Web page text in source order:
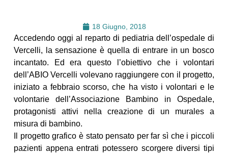
18 Giugno, 2018
Accedendo oggi al reparto di pediatria dell’ospedale di
Vercelli, la sensazione è quella di entrare in un bosco
incantato. Ed era questo l’obiettivo che i volontari
dell’ABIO Vercelli volevano raggiungere con il progetto,
iniziato a febbraio scorso, che ha visto i volontari e le
volontarie dell’Associazione Bambino in Ospedale,
protagonisti attivi nella creazione di un murales a
misura di bambino.
Il progetto grafico è stato pensato per far sì che i piccoli
pazienti appena entrati potessero scorgere diversi tipi